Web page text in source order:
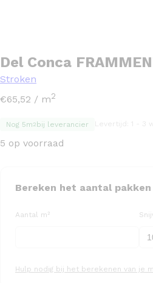
Del Conca
Stroken
€65,52 / m2
Nog 5m2 bij leverancier
5 op voorraad
Bereken het aantal pakken
Aantal m²
Hulp nodig bij het berekenen van je m